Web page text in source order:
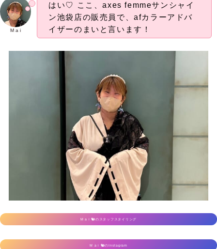
M a i
はい♡ ここ、axes femmeサンシャイ
ン池袋店の販売員で、afカラーアドバ
イザーのまいと言います！
M a i 🐿のスタッフスタイリング
M a i 🐿のInstagram